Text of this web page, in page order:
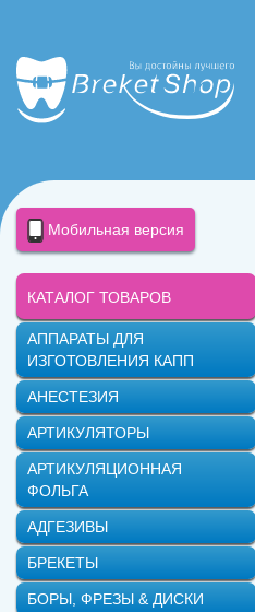
Мобильная версия
КАТАЛОГ ТОВАРОВ
АППАРАТЫ ДЛЯ
ИЗГОТОВЛЕНИЯ КАПП
АНЕСТЕЗИЯ
АРТИКУЛЯТОРЫ
АРТИКУЛЯЦИОННАЯ
ФОЛЬГА
АДГЕЗИВЫ
БРЕКЕТЫ
БОРЫ, ФРЕЗЫ & ДИСКИ